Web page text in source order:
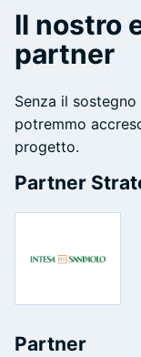
Il nostro
partner
Senza il
potremmo
progetto.
Partner
Partner